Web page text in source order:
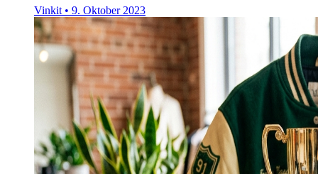
Vinkit • 9. Oktober 2023